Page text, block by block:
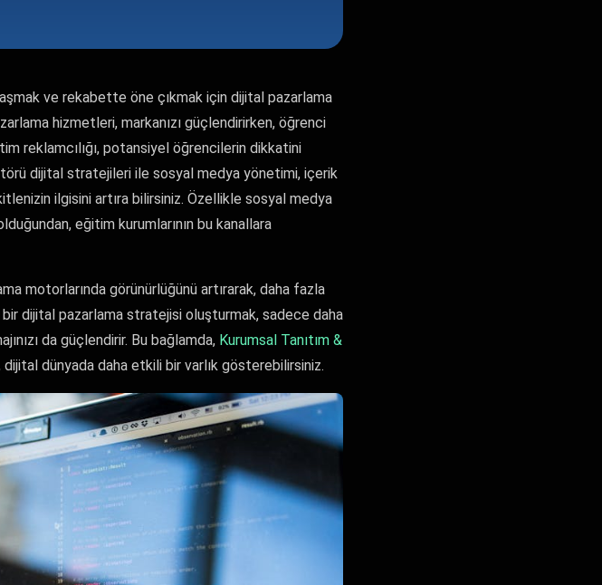
ve rekabette öne çıkmak için dijital pazarlama
hizmetleri, markanızı güçlendirirken, öğrenci
reklamcılığı, potansiyel öğrencilerin dikkatini
dijital stratejileri ile sosyal medya yönetimi, içerik
ilgisini artıra bilirsiniz. Özellikle sosyal medya
eğitim kurumlarının bu kanallara
motorlarında görünürlüğünü artırarak, daha fazla
bir dijital pazarlama stratejisi oluşturmak, sadece daha
da güçlendirir. Bu bağlamda, Kurumsal Tanıtım &
dünyada daha etkili bir varlık gösterebilirsiniz.